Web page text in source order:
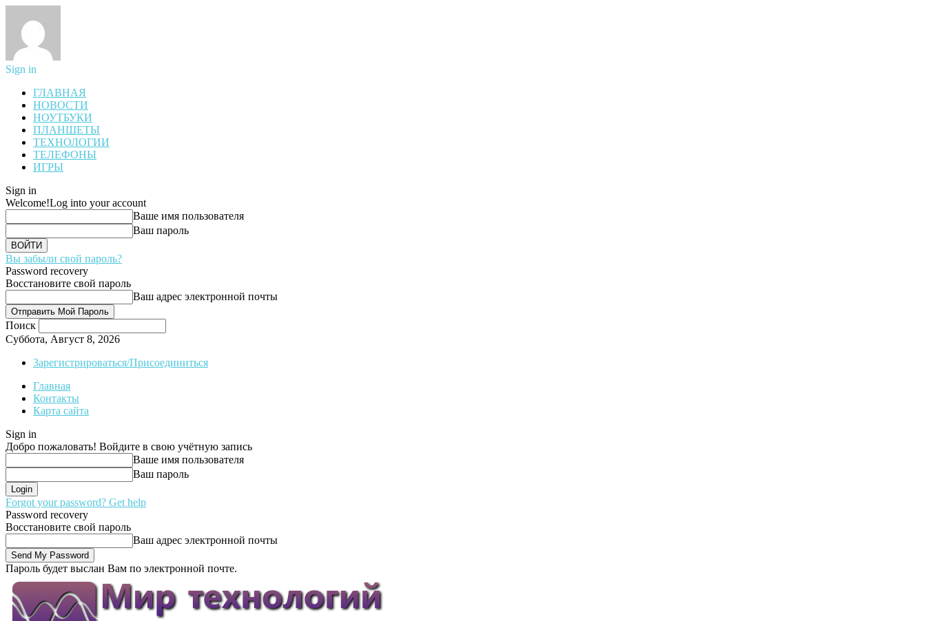
Sign in
ГЛАВНАЯ
НОВОСТИ
НОУТБУКИ
ПЛАНШЕТЫ
ТЕХНОЛОГИИ
ТЕЛЕФОНЫ
ИГРЫ
Sign in
Welcome!Log into your account
Ваше имя пользователя
Ваш пароль
Вы забыли свой пароль?
Password recovery
Восстановите свой пароль
Ваш адрес электронной почты
Поиск
Суббота, Август 8, 2026
Зарегистрироваться/Присоединиться
Главная
Контакты
Карта сайта
Sign in
Добро пожаловать! Войдите в свою учётную запись
Ваше имя пользователя
Ваш пароль
Forgot your password? Get help
Password recovery
Восстановите свой пароль
Ваш адрес электронной почты
Пароль будет выслан Вам по электронной почте.